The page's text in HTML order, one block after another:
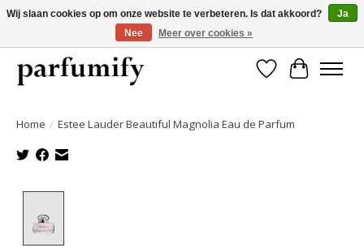
750+ Geuren | Gratis verzending | Maandelijks opzegbaar
Verlanglijst
Home / Estee Lauder Beautiful Magnolia Eau de Parfum
Wij slaan cookies op om onze website te verbeteren. Is dat akkoord?
Ja
Nee
Meer over cookies »